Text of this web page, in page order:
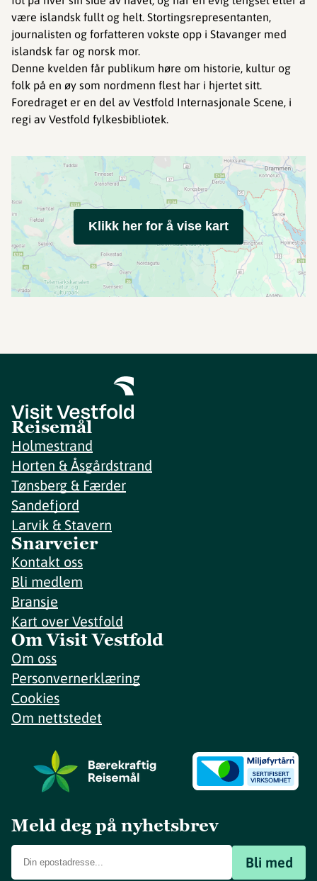
være islandsk fullt og helt. Stortingsrepresentanten,
journalisten og forfatteren vokste opp i Stavanger med
islandsk far og norsk mor.
Denne kvelden får publikum høre om historie, kultur og
folk på en øy som nordmenn flest har i hjertet sitt.
Foredraget er en del av Vestfold Internasjonale Scene, i
regi av Vestfold fylkesbibliotek.
Klikk her for å vise kart
Reisemål
Holmestrand
Horten & Åsgårdstrand
Tønsberg & Færder
Sandefjord
Larvik & Stavern
Snarveier
Kontakt oss
Bli medlem
Bransje
Kart over Vestfold
Om Visit Vestfold
Om oss
Personvernerklæring
Cookies
Om nettstedet
Meld deg på nyhetsbrev
Bli med